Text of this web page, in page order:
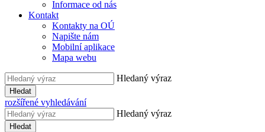
Informace od nás
Kontakt
Kontakty na OÚ
Napište nám
Mobilní aplikace
Mapa webu
Hledaný výraz
Hledat
rozšířené vyhledávání
Hledaný výraz
Hledat